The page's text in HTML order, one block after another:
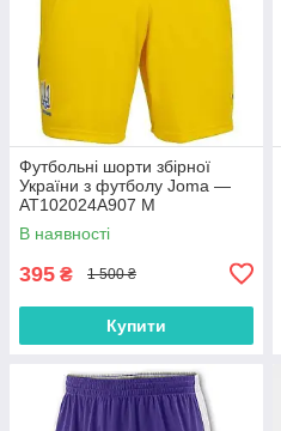
Футбольні шорти збірної
України з футболу Joma —
AT102024A907 M
В наявності
395 ₴ 1 500 ₴
Купити